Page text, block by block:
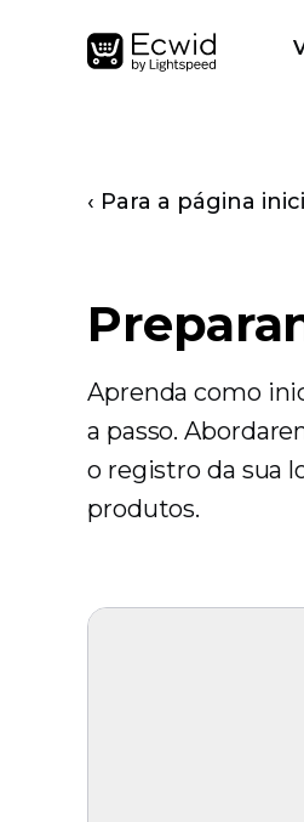
‹ Para a página
Aprenda como
a passo.
o registro da sua
produtos.